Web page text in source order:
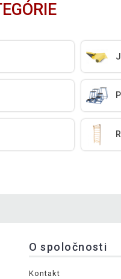
O spoločnosti
Kontakt